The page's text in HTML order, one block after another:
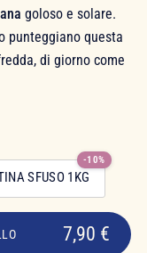
goloso e solare.
punteggiano questa
di giorno come
SFUSO 1KG
-10%
7,90 €